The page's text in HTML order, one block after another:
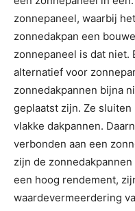
zonnepaneel, waarbij
zonnedakpan een
zonnepaneel is dat niet.
alternatief voor
zonnedakpannen bijna
geplaatst zijn. Ze sluiten
vlakke dakpannen.
verbonden aan een
zijn de
een hoog rendement,
waardevermeerdering